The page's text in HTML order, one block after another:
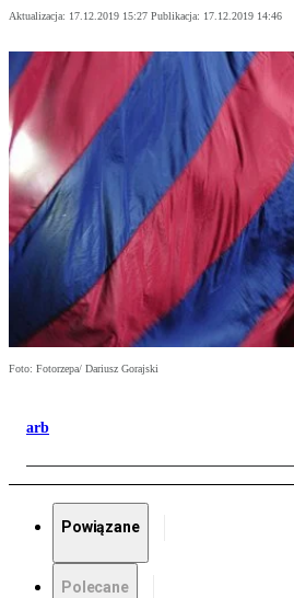
Aktualizacja: 17.12.2019 15:27 Publikacja: 17.12.2019 14:46
Foto: Fotorzepa/ Dariusz Gorajski
arb
Powiązane
Polecane